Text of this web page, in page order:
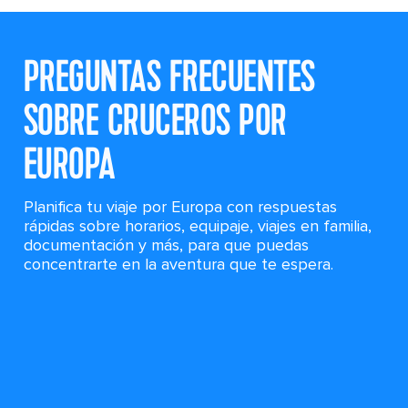
PREGUNTAS FRECUENTES
SOBRE CRUCEROS POR
EUROPA
Planifica tu viaje por Europa con respuestas
rápidas sobre horarios, equipaje, viajes en familia,
documentación y más, para que puedas
concentrarte en la aventura que te espera.